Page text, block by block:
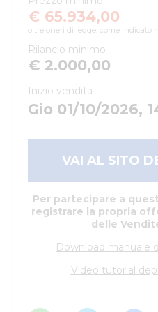
€ 65.934,00
oltre oneri di legge, come indicato
Rilancio minimo
€ 2.000,00
Inizio vendita
Gio 01/10/2026,
VAI AL SITO
Per partecipare a
registrare la propria
delle
Download manuale
Video tutorial